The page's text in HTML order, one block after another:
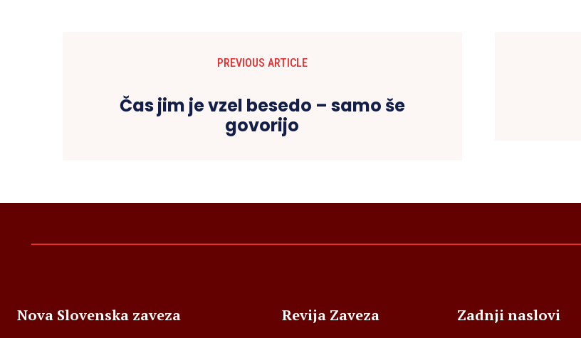
PREVIOUS ARTICLE
Čas jim je vzel besedo – samo še
govorijo
Nova Slovenska zaveza Revija Zaveza Zadnji naslovi